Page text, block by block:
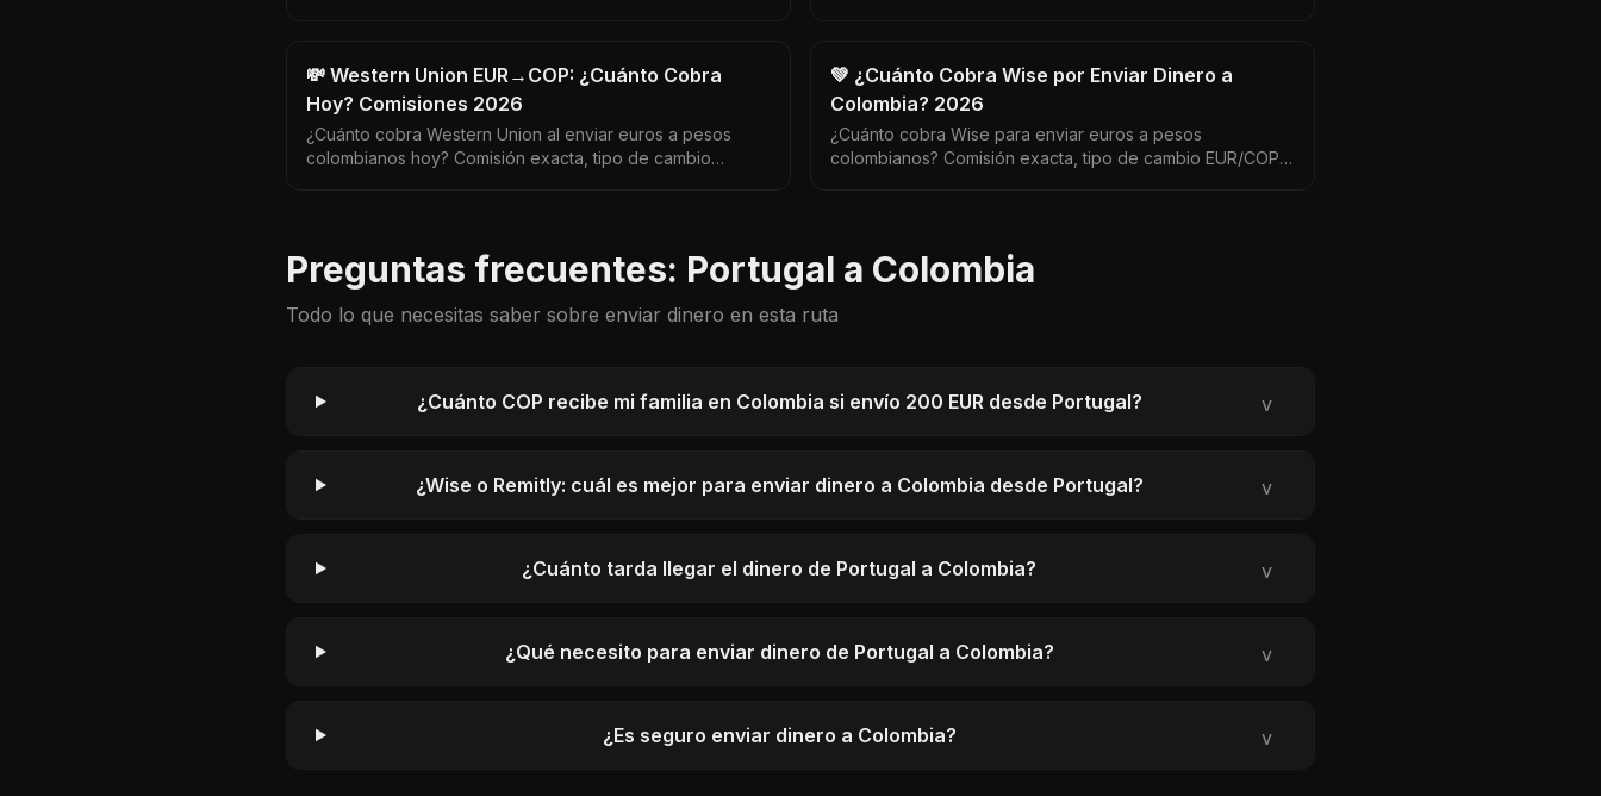
💸 Western Union EUR→COP: ¿Cuánto Cobra
Hoy? Comisiones 2026
¿Cuánto cobra Western Union al enviar euros a pesos
colombianos hoy? Comisión exacta, tipo de cambio
💚 ¿Cuánto Cobra Wise por Enviar Dinero a
Colombia? 2026
¿Cuánto cobra Wise para enviar euros a pesos
colombianos? Comisión exacta, tipo de cambio EUR/COP
Preguntas frecuentes: Portugal a Colombia
Todo lo que necesitas saber sobre enviar dinero en esta ruta
¿Cuánto COP recibe mi familia en Colombia si envío 200 EUR desde Portugal? v
¿Wise o Remitly: cuál es mejor para enviar dinero a Colombia desde Portugal? v
¿Cuánto tarda llegar el dinero de Portugal a Colombia? v
¿Qué necesito para enviar dinero de Portugal a Colombia? v
¿Es seguro enviar dinero a Colombia? v